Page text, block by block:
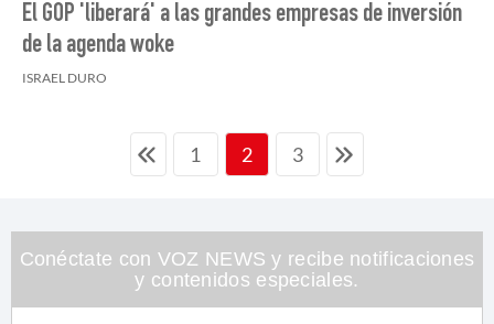
El GOP 'liberará' a las grandes empresas de inversión
de la agenda woke
ISRAEL DURO
1 2 3
Conéctate con VOZ NEWS y recibe notificaciones
y contenidos especiales.